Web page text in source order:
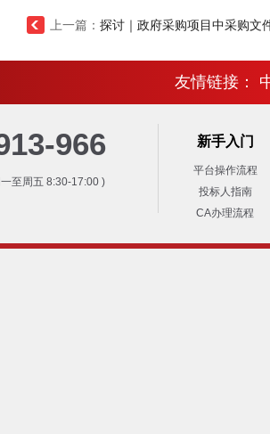
上一篇： 探讨｜政府采购项目中采购文
友情链接：
966
至周五 8:30-17:00 )
新手入门
平台操作流程
投标人指南
CA办理流程